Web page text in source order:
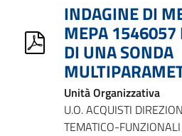
INDAGINE DI
MEPA 1546057
DI UNA SONDA
Unità Organizzativa
U.O. ACQUISTI
TEMATICO-